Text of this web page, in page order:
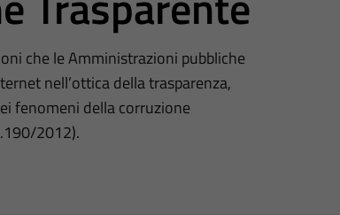
che le Amministrazioni pubbliche
nell’ottica della trasparenza,
fenomeni della corruzione
2012).